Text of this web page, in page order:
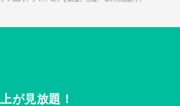
が見放題！